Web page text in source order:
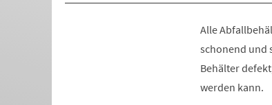
Alle
schonend und
Behälter
werden kann.